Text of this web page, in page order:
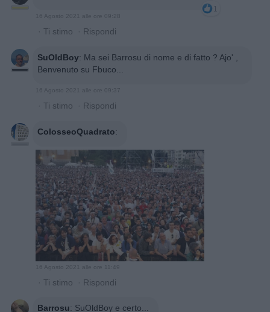
1
16 Agosto 2021 alle ore 09:28
· Ti stimo · Rispondi
SuOldBoy: Ma sei Barrosu di nome e di fatto ? Ajo' ,
Benvenuto su Fbuco...
16 Agosto 2021 alle ore 09:37
· Ti stimo · Rispondi
ColosseoQuadrato:
16 Agosto 2021 alle ore 11:49
· Ti stimo · Rispondi
Barrosu: SuOldBoy e certo...